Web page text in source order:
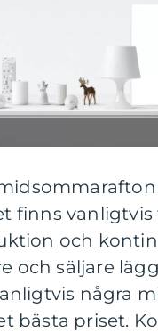
finns
och
och säljare
några
bästa priset.